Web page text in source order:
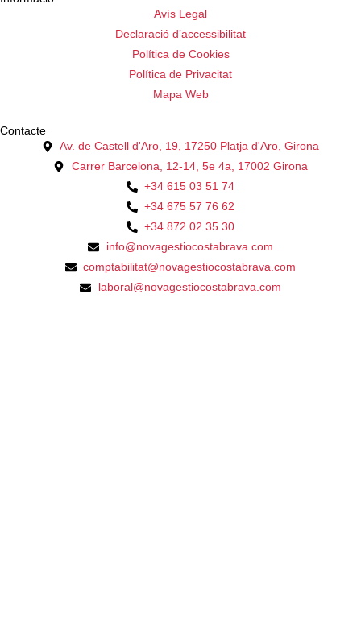
Avís Legal
Declaració d’accessibilitat
Política de Cookies
Política de Privacitat
Mapa Web
Contacte
Av. de Castell d'Aro, 19, 17250 Platja d'Aro, Girona
Carrer Barcelona, 12-14, 5e 4a, 17002 Girona
+34 615 03 51 74
+34 675 57 76 62
+34 872 02 35 30
info@novagestiocostabrava.com
comptabilitat@novagestiocostabrava.com
laboral@novagestiocostabrava.com